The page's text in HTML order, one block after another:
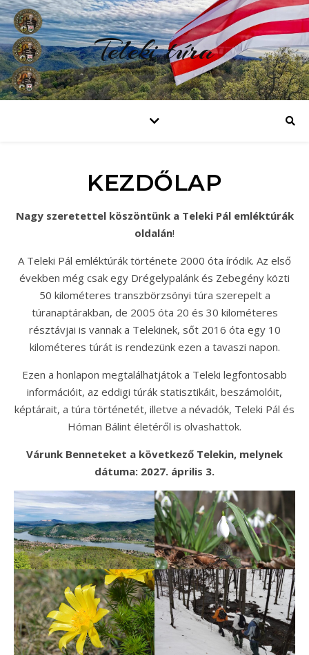
Teleki túra
KEZDŐLAP
Nagy szeretettel köszöntünk a Teleki Pál emléktúrák
oldalán!
A Teleki Pál emléktúrák története 2000 óta íródik. Az első
években még csak egy Drégelypalánk és Zebegény közti
50 kilométeres transzbörzsönyi túra szerepelt a
túranaptárakban, de 2005 óta 20 és 30 kilométeres
résztávjai is vannak a Telekinek, sőt 2016 óta egy 10
kilométeres túrát is rendezünk ezen a tavaszi napon.
Ezen a honlapon megtalálhatjátok a Teleki legfontosabb
információit, az eddigi túrák statisztikáit, beszámolóit,
képtárait, a túra történetét, illetve a névadók, Teleki Pál és
Hóman Bálint életéről is olvashattok.
Várunk Benneteket a következő Telekin, melynek
dátuma: 2027. április 3.